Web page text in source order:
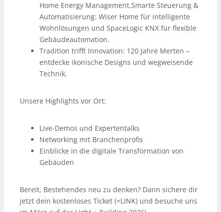
Home Energy Management.Smarte Steuerung &
Automatisierung: Wiser Home für intelligente
Wohnlösungen und SpaceLogic KNX für flexible
Gebäudeautomation.
Tradition trifft Innovation: 120 Jahre Merten –
entdecke ikonische Designs und wegweisende
Technik.
Unsere Highlights vor Ort:
Live-Demos und Expertentalks
Networking mit Branchenprofis
Einblicke in die digitale Transformation von
Gebäuden
Bereit, Bestehendes neu zu denken? Dann sichere dir
jetzt dein kostenloses Ticket (=LINK) und besuche uns